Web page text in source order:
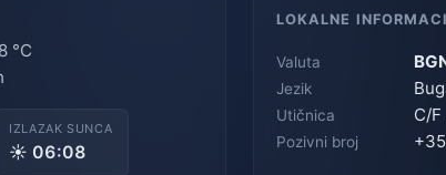
°C
IZLAZAK SUNCA
☀ 06:08
LOKALNE
Valuta
Jezik
Utičnica C/F
Pozivni broj